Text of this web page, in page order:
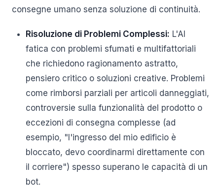
consegne umano senza soluzione di continuità.
Risoluzione di Problemi Complessi: L'AI
fatica con problemi sfumati e multifattoriali
che richiedono ragionamento astratto,
pensiero critico o soluzioni creative. Problemi
come rimborsi parziali per articoli danneggiati,
controversie sulla funzionalità del prodotto o
eccezioni di consegna complesse (ad
esempio, "l'ingresso del mio edificio è
bloccato, devo coordinarmi direttamente con
il corriere") spesso superano le capacità di un
bot.